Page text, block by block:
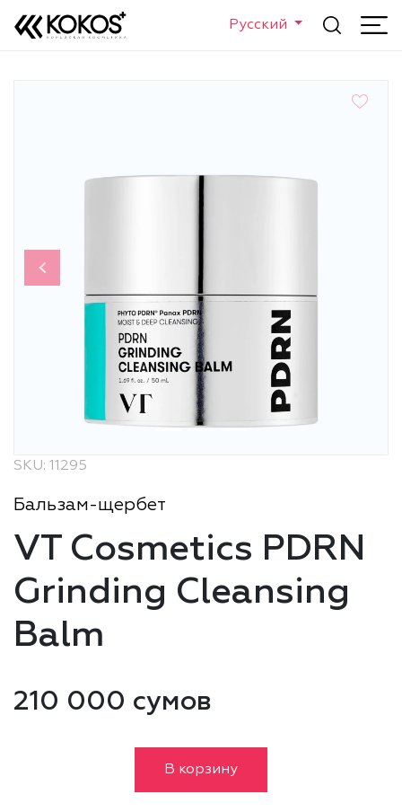
Русский
SKU: 11295
Бальзам-щербет
VT Cosmetics PDRN
Grinding Cleansing
Balm
210 000 сумов
В корзину